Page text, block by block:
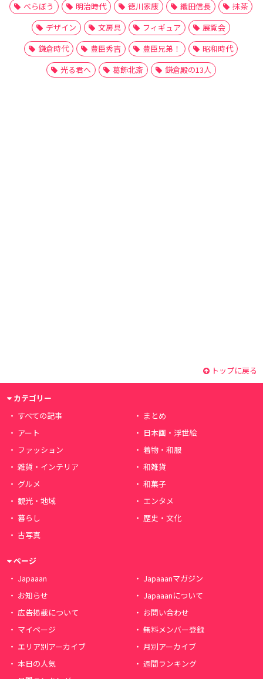
べらぼう
明治時代 徳川家康 織田信長
抹茶
デザイン
文房具 フィギュア
展覧会
鎌倉時代
豊臣秀吉 豊臣兄弟！
昭和時代
光る君へ
葛飾北斎 鎌倉殿の13人
トップに戻る
カテゴリー
すべての記事
まとめ
アート
日本画・浮世絵
ファッション
着物・和服
雑貨・インテリア
和雑貨
グルメ
和菓子
観光・地域
エンタメ
暮らし
歴史・文化
古写真
ページ
Japaaan
Japaaanマガジン
お知らせ
Japaaanについて
広告掲載について
お問い合わせ
マイページ
無料メンバー登録
エリア別アーカイブ
月別アーカイブ
本日の人気
週間ランキング